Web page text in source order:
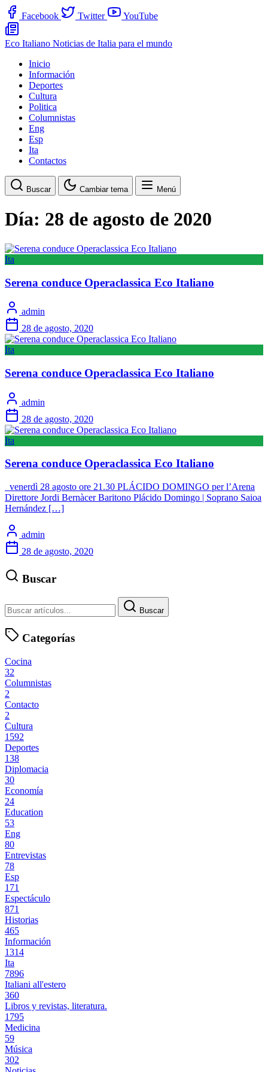
Facebook Twitter YouTube
Eco Italiano Noticias de Italia para el mundo
Inicio
Información
Deportes
Cultura
Politica
Columnistas
Eng
Esp
Ita
Contactos
Buscar Cambiar tema Menú
Día: 28 de agosto de 2020
Ita
Serena conduce Operaclassica Eco Italiano
admin
28 de agosto, 2020
Ita
Serena conduce Operaclassica Eco Italiano
admin
28 de agosto, 2020
Ita
Serena conduce Operaclassica Eco Italiano
venerdì 28 agosto ore 21.30 PLÁCIDO DOMINGO per l’Arena
Direttore Jordi Bernàcer Baritono Plácido Domingo | Soprano Saioa
Hernández […]
admin
28 de agosto, 2020
Buscar
Buscar
Categorías
Cocina
32
Columnistas
2
Contacto
2
Cultura
1592
Deportes
138
Diplomacia
30
Economía
24
Education
53
Eng
80
Entrevistas
78
Esp
171
Espectáculo
871
Historias
465
Información
1314
Ita
7896
Italiani all'estero
360
Libros y revistas, literatura.
1795
Medicina
59
Música
302